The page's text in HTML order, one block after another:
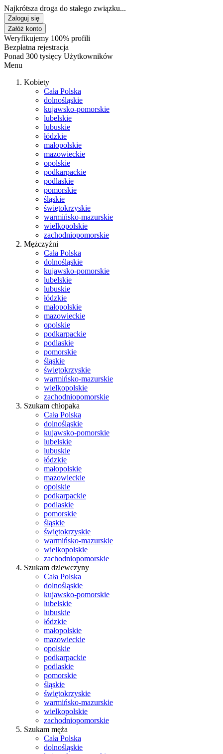
Najkrótsza droga do stałego związku...
Zaloguj się
Załóż konto
Weryfikujemy 100% profili
Bezpłatna rejestracja
Ponad 300 tysięcy Użytkowników
Menu
Kobiety
Cała Polska
dolnośląskie
kujawsko-pomorskie
lubelskie
lubuskie
łódzkie
małopolskie
mazowieckie
opolskie
podkarpackie
podlaskie
pomorskie
śląskie
świętokrzyskie
warmińsko-mazurskie
wielkopolskie
zachodniopomorskie
Mężczyźni
Cała Polska
dolnośląskie
kujawsko-pomorskie
lubelskie
lubuskie
łódzkie
małopolskie
mazowieckie
opolskie
podkarpackie
podlaskie
pomorskie
śląskie
świętokrzyskie
warmińsko-mazurskie
wielkopolskie
zachodniopomorskie
Szukam chłopaka
Cała Polska
dolnośląskie
kujawsko-pomorskie
lubelskie
lubuskie
łódzkie
małopolskie
mazowieckie
opolskie
podkarpackie
podlaskie
pomorskie
śląskie
świętokrzyskie
warmińsko-mazurskie
wielkopolskie
zachodniopomorskie
Szukam dziewczyny
Cała Polska
dolnośląskie
kujawsko-pomorskie
lubelskie
lubuskie
łódzkie
małopolskie
mazowieckie
opolskie
podkarpackie
podlaskie
pomorskie
śląskie
świętokrzyskie
warmińsko-mazurskie
wielkopolskie
zachodniopomorskie
Szukam męża
Cała Polska
dolnośląskie